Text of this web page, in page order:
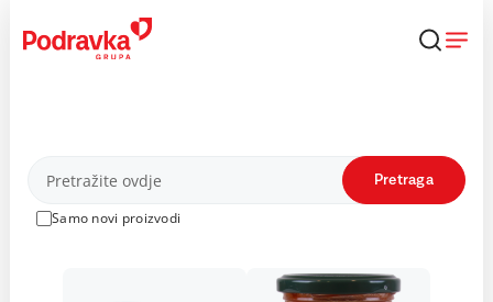
content
Proizvodi
Samo novi proizvodi
Pretraga